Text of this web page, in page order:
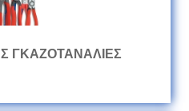
ΓΚΑΖΟΤΑΝΑΛΙΕΣ